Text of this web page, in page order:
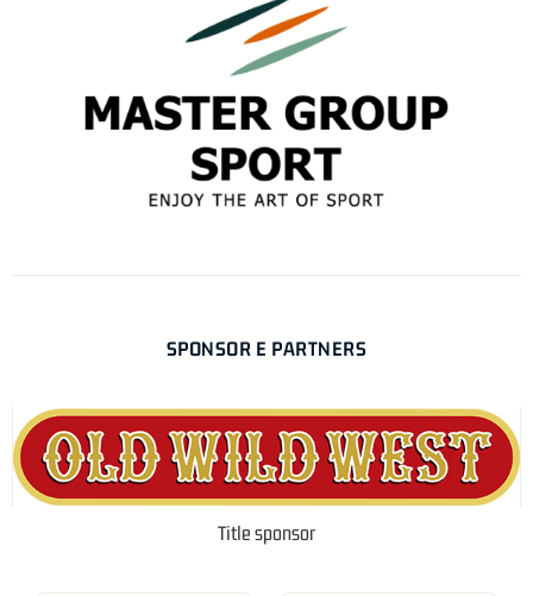
SPONSOR E PARTNERS
Title sponsor